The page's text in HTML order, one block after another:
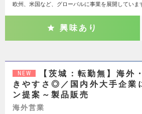
欧州、米国など、グローバルに事業を展開していま
興味あり
NEW
【茨城：転勤無】海外
きやすさ◎／国内外大手企業
ン提案～製品販売
海外営業